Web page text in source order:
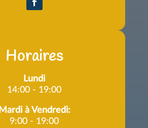
Horaires
Lundi
14:00 - 19:00
Mardi à Vendredi:
9:00 - 19:00